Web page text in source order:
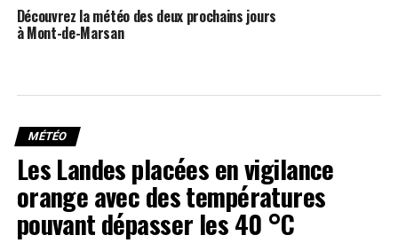
Découvrez la météo des deux prochains jours
à Mont-de-Marsan
MÉTÉO
Les Landes placées en vigilance
orange avec des températures
pouvant dépasser les 40 °C